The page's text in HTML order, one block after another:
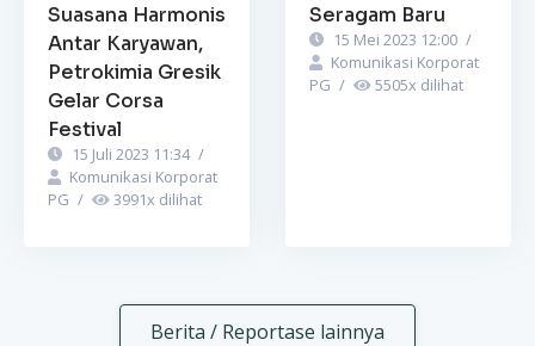
Suasana Harmonis
Antar Karyawan,
Petrokimia Gresik
Gelar Corsa
Festival
15 Juli 2023 11:34 /
Komunikasi Korporat
PG / 3991x dilihat
Seragam Baru
15 Mei 2023 12:00 /
Komunikasi Korporat
PG / 5505x dilihat
Berita / Reportase lainnya